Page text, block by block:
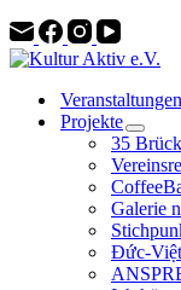
Veranstaltungen
Projekte
35
Galerie
Đức-Việt